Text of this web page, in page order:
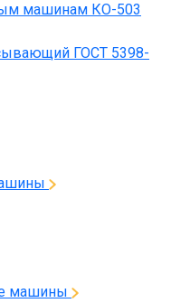
машинам КО-503
ГОСТ 5398-
машины